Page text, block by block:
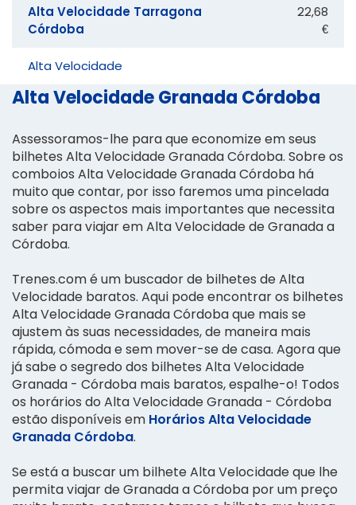
Alta Velocidade Tarragona
Córdoba
22,68
€
Alta Velocidade
Alta Velocidade Granada Córdoba
Assessoramos-lhe para que economize em seus
bilhetes Alta Velocidade Granada Córdoba. Sobre os
comboios Alta Velocidade Granada Córdoba há
muito que contar, por isso faremos uma pincelada
sobre os aspectos mais importantes que necessita
saber para viajar em Alta Velocidade de Granada a
Córdoba.
Trenes.com é um buscador de bilhetes de Alta
Velocidade baratos. Aqui pode encontrar os bilhetes
Alta Velocidade Granada Córdoba que mais se
ajustem às suas necessidades, de maneira mais
rápida, cómoda e sem mover-se de casa. Agora que
já sabe o segredo dos bilhetes Alta Velocidade
Granada - Córdoba mais baratos, espalhe-o! Todos
os horários do Alta Velocidade Granada - Córdoba
estão disponíveis em Horários Alta Velocidade
Granada Córdoba.
Se está a buscar um bilhete Alta Velocidade que lhe
permita viajar de Granada a Córdoba por um preço